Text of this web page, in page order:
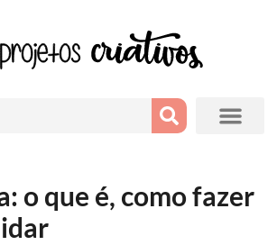
o que é, como fazer